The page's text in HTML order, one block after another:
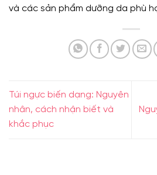
và các sản phẩm dưỡng da phù
Túi ngực biến dạng: Nguyên
nhân, cách nhận biết và
khắc phục